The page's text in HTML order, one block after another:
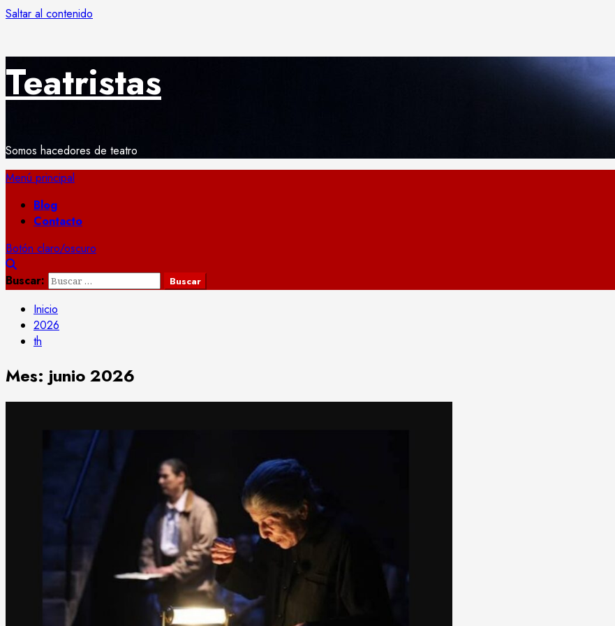
Saltar al contenido
Teatristas
Somos hacedores de teatro
Menú principal
Blog
Contacto
Botón claro/oscuro
Buscar:
Inicio
2026
th
Mes: junio 2026